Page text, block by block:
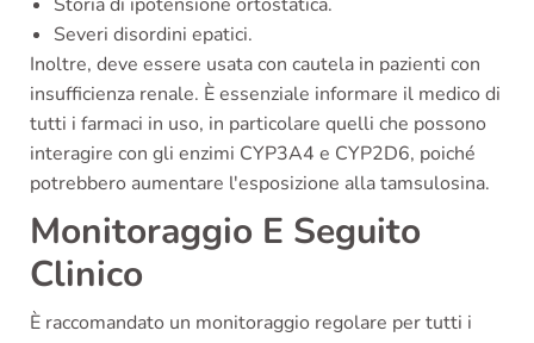
Severi disordini epatici.
Inoltre, deve essere usata con cautela in pazienti con
insufficienza renale. È essenziale informare il medico di
tutti i farmaci in uso, in particolare quelli che possono
interagire con gli enzimi CYP3A4 e CYP2D6, poiché
potrebbero aumentare l'esposizione alla tamsulosina.
Monitoraggio E Seguito
Clinico
È raccomandato un monitoraggio regolare per tutti i